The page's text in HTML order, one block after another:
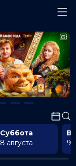
Суббота
8 августа
9